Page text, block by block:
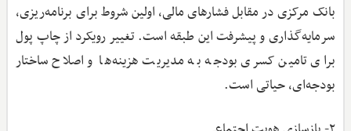
بانک مرکزی در مقابل فشارهای مالی، اولین شروط برای برنامه‌ریزی،
سرمایه‌گذاری و پیشرفت این طبقه است. تغییر رویکرد از چاپ پول
برای تامین کسری بودجه به مدیریت هزینه‌ها و اصلاح ساختار
بودجه‌ای، حیاتی است.